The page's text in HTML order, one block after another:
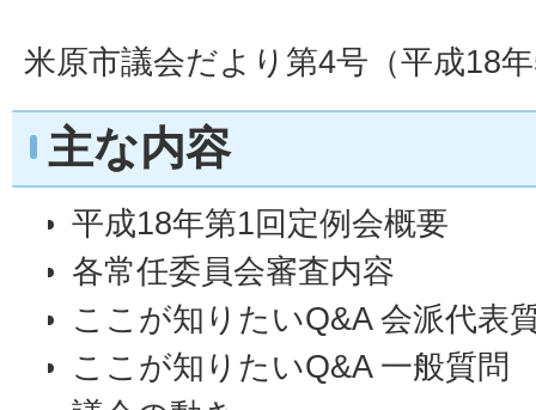
米原市議会だより第4号（平成18
主な内容
平成18年第1回定例会概要
各常任委員会審査内容
ここが知りたいQ&A 会派代表
ここが知りたいQ&A 一般質問